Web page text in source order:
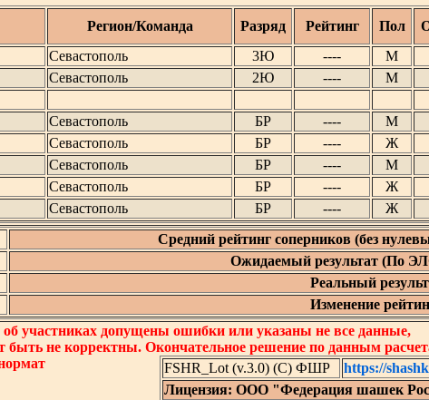
Регион/Команда Разряд Рейтинг Пол
Севастополь 3Ю ---- М
Севастополь 2Ю ---- М
Севастополь БР ---- М
Севастополь БР ---- Ж
Севастополь БР ---- М
Севастополь БР ---- Ж
Севастополь БР ---- Ж
Средний рейтинг соперников (без
Ожидаемый результат (По
Реальный
Изменение
участниках допущены ошибки или указаны не все данные,
быть не корректны. Окончательное решение по данным
FSHR_Lot (v.3.0) (C) ФШР
https://
Лицензия: ООО "Федерация шашек